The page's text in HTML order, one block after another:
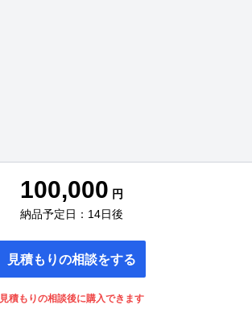
100,000 円
納品予定日：14日後
見積もりの相談をする
見積もりの相談後に購入できます